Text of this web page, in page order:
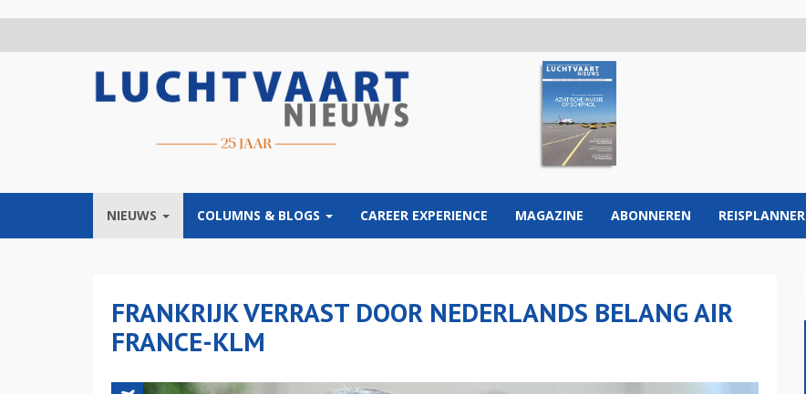
NIEUWS COLUMNS & BLOGS CAREER EXPERIENCE MAGAZINE ABONNEREN REISPLANNER
FRANKRIJK VERRAST DOOR NEDERLANDS BELANG AIR
FRANCE-KLM